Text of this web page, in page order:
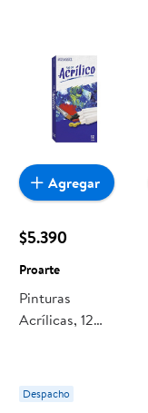
$5.390
Proarte
Pinturas
Acrílicas, 12
Despacho
Agregar